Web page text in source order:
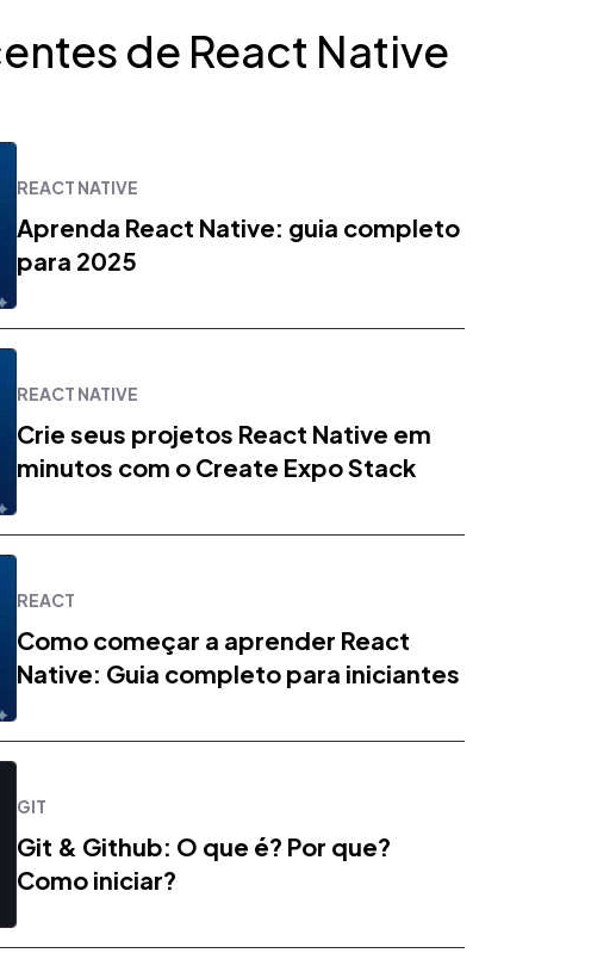
de React Native
REACT NATIVE
Aprenda React Native: guia completo
para 2025
REACT NATIVE
Crie seus projetos React Native em
minutos com o Create Expo Stack
REACT
Como começar a aprender React
Native: Guia completo para iniciantes
GIT
Git & Github: O que é? Por que?
Como iniciar?